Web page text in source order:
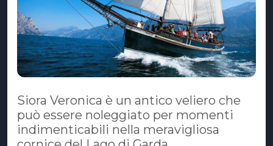
Siora Veronica è un antico veliero che
può essere noleggiato per momenti
indimenticabili nella meravigliosa